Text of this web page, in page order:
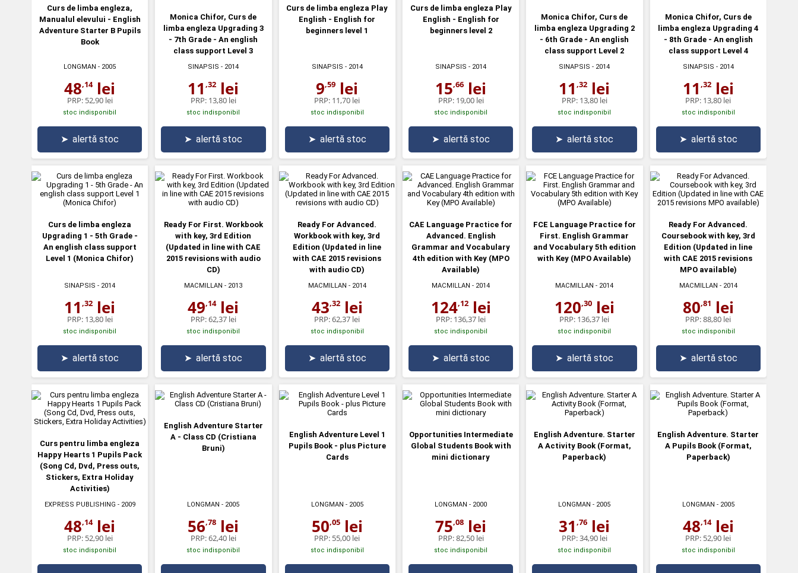
Curs de limba engleza,
Manualul elevului - English
Adventure Starter B Pupils
Book
LONGMAN - 2005
48,14lei
PRP: 52,90 lei
stoc indisponibil
➤ alertă stoc
Monica Chifor, Curs de
limba engleza Upgrading 3
- 7th Grade - An english
class support Level 3
SINAPSIS - 2014
11,32 lei
PRP: 13,80 lei
stoc indisponibil
➤ alertă stoc
Curs de limba engleza Play
English - English for
beginners level 1
SINAPSIS - 2014
9,59 lei
PRP: 11,70 lei
stoc indisponibil
➤ alertă stoc
Curs de limba engleza Play
English - English for
beginners level 2
SINAPSIS - 2014
15,66 lei
PRP: 19,00 lei
stoc indisponibil
➤ alertă stoc
Monica Chifor, Curs de
limba engleza Upgrading 2
- 6th Grade - An english
class support Level 2
SINAPSIS - 2014
11,32 lei
PRP: 13,80 lei
stoc indisponibil
➤ alertă stoc
Monica Chifor, Curs de
limba engleza Upgrading 4
- 8th Grade - An english
class support Level 4
SINAPSIS - 2014
11 ,32lei
PRP: 13,80 lei
stoc indisponibil
➤ alertă stoc
Curs de limba engleza
Upgrading 1 - 5th Grade -
An english class support
Level 1 (Monica Chifor)
SINAPSIS - 2014
11,32 lei
PRP: 13,80 lei
stoc indisponibil
➤ alertă stoc
Ready For First. Workbook
with key, 3rd Edition
(Updated in line with CAE
2015 revisions with audio
CD)
MACMILLAN - 2013
49,14lei
PRP:62,37 lei
stoc indisponibil
➤ alertă stoc
Ready For Advanced.
Workbook with key, 3rd
Edition (Updated in line
with CAE 2015 revisions
with audio CD)
MACMILLAN - 2014
43,32lei
PRP:62,37 lei
stoc indisponibil
➤ alertă stoc
CAE Language Practice for
Advanced. English
Grammar and Vocabulary
4th edition with Key (MPO
Available)
MACMILLAN - 2014
124,12lei
PRP: 136,37 lei
stoc indisponibil
➤ alertă stoc
FCE Language Practice for
First. English Grammar
and Vocabulary 5th edition
with Key (MPO Available)
MACMILLAN - 2014
120,30lei
PRP: 136,37 lei
stoc indisponibil
➤ alertă stoc
Ready For Advanced.
Coursebook with key, 3rd
Edition (Updated in line
with CAE 2015 revisions
MPO available)
MACMILLAN - 2014
80,81 lei
PRP:88,80 lei
stoc indisponibil
➤ alertă stoc
Curs pentru limba engleza
Happy Hearts 1 Pupils Pack
(Song Cd, Dvd, Press outs,
Stickers, Extra Holiday
Activities)
EXPRESS PUBLISHING - 2009
48,14lei
PRP: 52,90 lei
stoc indisponibil
English Adventure Starter
A - Class CD (Cristiana
Bruni)
LONGMAN - 2005
56,78 lei
PRP:62,40 lei
stoc indisponibil
English Adventure Level 1
Pupils Book - plus Picture
Cards
LONGMAN - 2005
50,05lei
PRP: 55,00 lei
stoc indisponibil
Opportunities Intermediate
Global Students Book with
mini dictionary
LONGMAN - 2000
75,08 lei
PRP:82,50 lei
stoc indisponibil
English Adventure. Starter
A Activity Book (Format,
Paperback)
LONGMAN - 2005
31,76 lei
PRP:34,90 lei
stoc indisponibil
English Adventure. Starter
A Pupils Book (Format,
Paperback)
LONGMAN - 2005
48,14lei
PRP: 52,90 lei
stoc indisponibil